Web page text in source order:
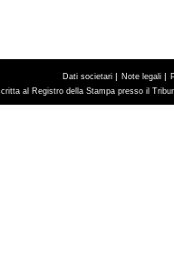
Dati societari | Note legali |
al Registro della Stampa presso il